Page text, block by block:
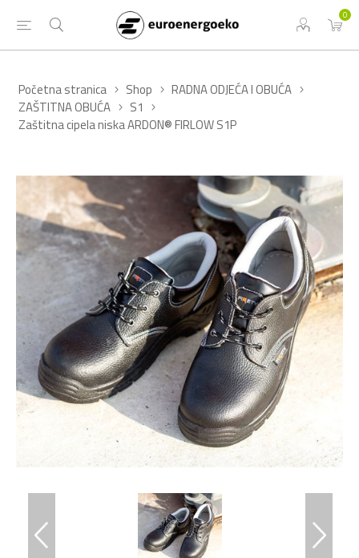
0
Početna stranica Shop
RADNA ODJEĆA I OBUĆA
ZAŠTITNA OBUĆA
S1
Zaštitna cipela niska ARDON® FIRLOW S1P